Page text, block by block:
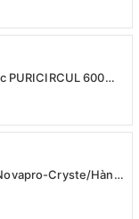
PURICIRCUL 600
Quốc
Cryste/Hàn